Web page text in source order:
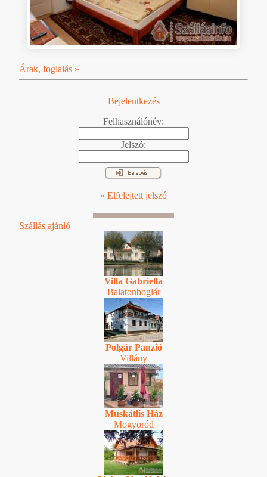
Árak, foglalás »
Bejelentkezés
Felhasználónév:
Jelszó:
» Elfelejtett jelszó
Szállás ajánló
Villa Gabriella
Balatonboglár
Polgár Panzió
Villány
Muskátlis Ház
Mogyoród